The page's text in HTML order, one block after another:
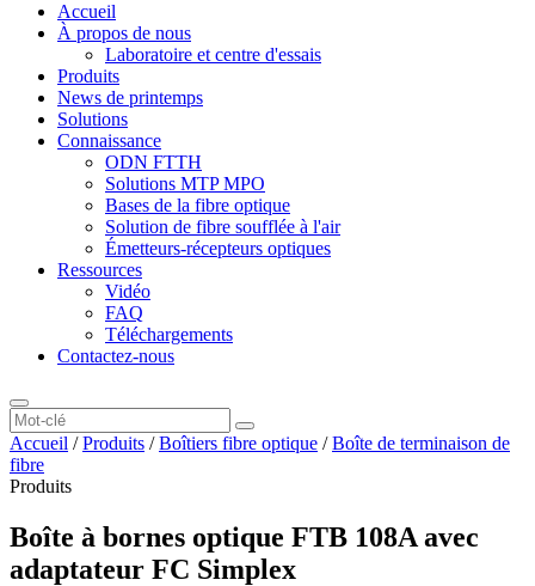
Accueil
À propos de nous
Laboratoire et centre d'essais
Produits
News de printemps
Solutions
Connaissance
ODN FTTH
Solutions MTP MPO
Bases de la fibre optique
Solution de fibre soufflée à l'air
Émetteurs-récepteurs optiques
Ressources
Vidéo
FAQ
Téléchargements
Contactez-nous
Accueil /Produits /Boîtiers fibre optique /Boîte de terminaison de
fibre
Produits
Boîte à bornes optique FTB 108A avec
adaptateur FC Simplex